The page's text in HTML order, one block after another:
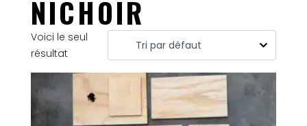
NICHOIR
Voici le seul
résultat